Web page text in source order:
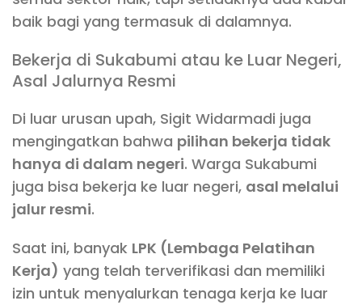
baik bagi yang termasuk di dalamnya.
Bekerja di Sukabumi atau ke Luar Negeri,
Asal Jalurnya Resmi
Di luar urusan upah, Sigit Widarmadi juga
mengingatkan bahwa pilihan bekerja tidak
hanya di dalam negeri. Warga Sukabumi
juga bisa bekerja ke luar negeri, asal melalui
jalur resmi.
Saat ini, banyak LPK (Lembaga Pelatihan
Kerja) yang telah terverifikasi dan memiliki
izin untuk menyalurkan tenaga kerja ke luar